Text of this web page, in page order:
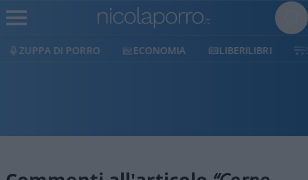
ZUPPA DI PORRO ECONOMIA LIBERILIBRI